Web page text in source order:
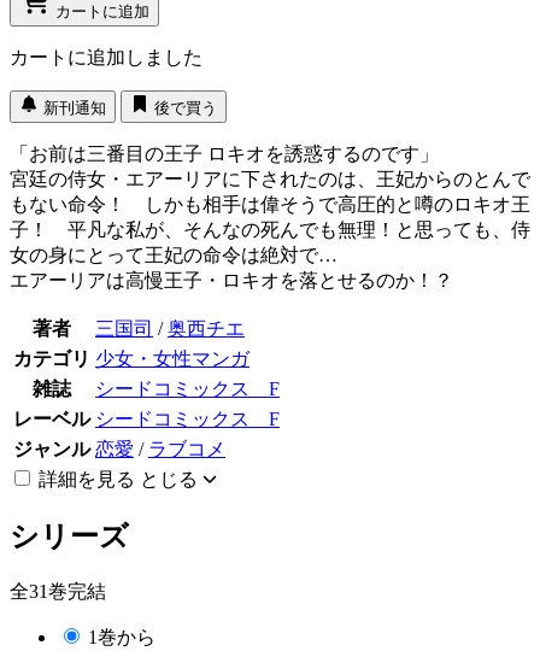
カートに追加
カートに追加しました
新刊通知 後で買う
「お前は三番目の王子 ロキオを誘惑するのです」
宮廷の侍女・エアーリアに下されたのは、王妃からのとんで
もない命令！ しかも相手は偉そうで高圧的と噂のロキオ王
子！ 平凡な私が、そんなの死んでも無理！と思っても、侍
女の身にとって王妃の命令は絶対で…
エアーリアは高慢王子・ロキオを落とせるのか！？
著者 三国司 /奥西チエ
カテゴリ 少女・女性マンガ
雑誌
シードコミックス F
レーベル シードコミックス F
ジャンル 恋愛 / ラブコメ
詳細を見る とじる
シリーズ
全31巻完結
1巻から